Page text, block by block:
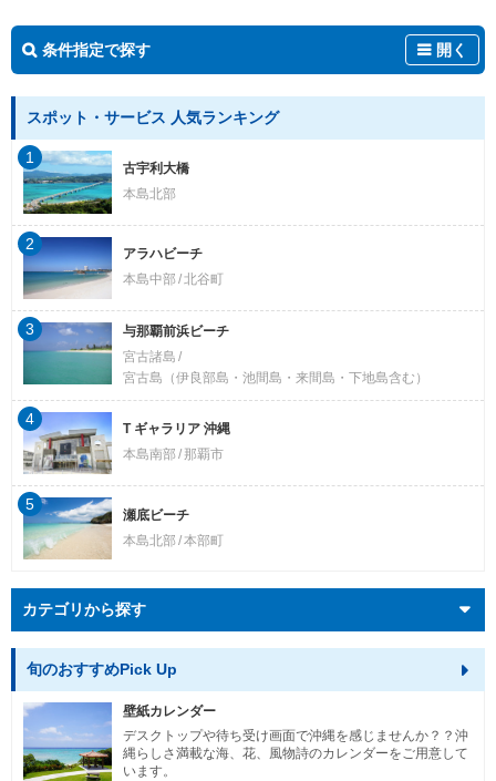
条件指定で探す 開く
スポット・サービス 人気ランキング
古宇利大橋
本島北部
1
アラハビーチ
本島中部 北谷町
2
与那覇前浜ビーチ
宮古諸島
宮古島（伊良部島・池間島・来間島・下地島含む）
3
T ギャラリア 沖縄
本島南部
那覇市
4
瀬底ビーチ
本島北部 本部町
5
カテゴリから探す
旬のおすすめPick Up
壁紙カレンダー
デスクトップや待ち受け画面で沖縄を感じませんか？？沖
縄らしさ満載な海、花、風物詩のカレンダーをご用意して
います。